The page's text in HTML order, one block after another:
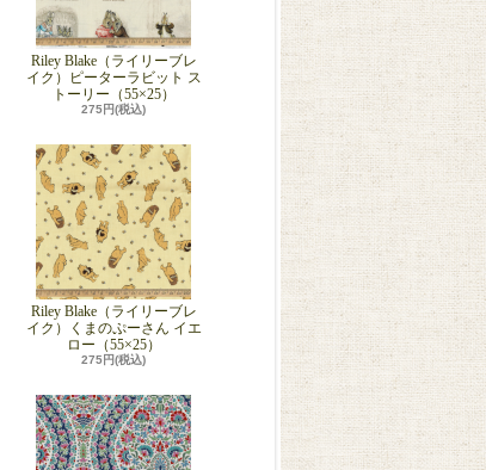
Riley Blake（ライリーブレ
イク）ピーターラビット ス
トーリー（55×25）
275円(税込)
Riley Blake（ライリーブレ
イク）くまのぷーさん イエ
ロー（55×25）
275円(税込)